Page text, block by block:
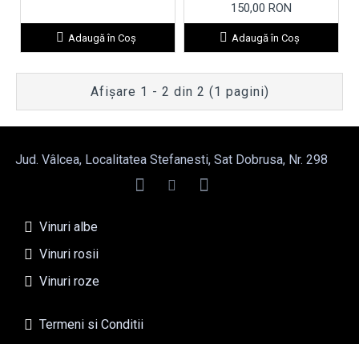
Adaugă în Coş
150,00 RON
Adaugă în Coş
Afişare 1 - 2 din 2 (1 pagini)
Jud. Vâlcea, Localitatea Stefanesti, Sat Dobrusa, Nr. 298
Vinuri albe
Vinuri rosii
Vinuri roze
Termeni si Conditii